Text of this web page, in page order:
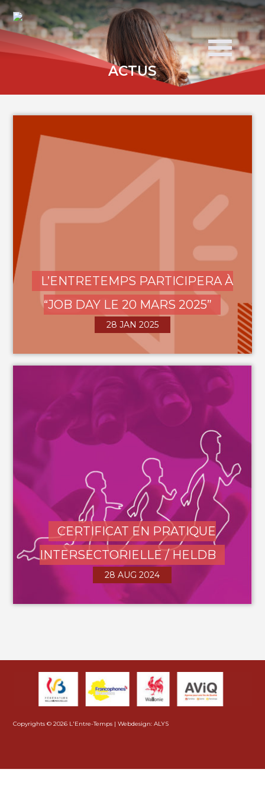
ACTUS
L’ENTRETEMPS PARTICIPERA À
“JOB DAY LE 20 MARS 2025”
28 JAN 2025
CERTIFICAT EN PRATIQUE
INTERSECTORIELLE / HELDB
28 AUG 2024
Copyrights © 2026 L'Entre-Temps |Webdesign: ALYS